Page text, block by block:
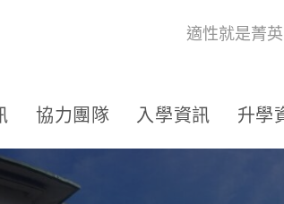
適性就是菁
協力團隊 入學資訊 升學